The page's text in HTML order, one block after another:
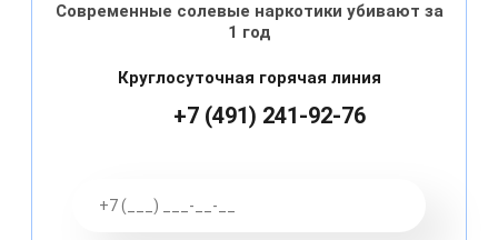
Современные солевые наркотики убивают за
1 год
Круглосуточная горячая линия
+7 (491) 241-92-76